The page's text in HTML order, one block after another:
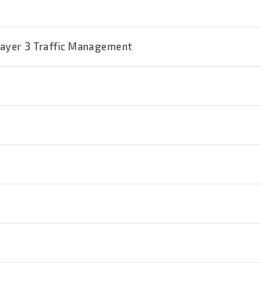
3 Traffic Management